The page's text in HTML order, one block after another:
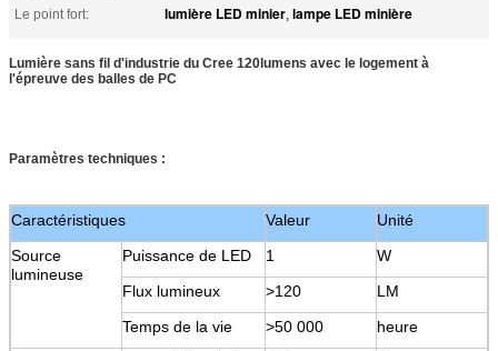
Le point fort:
lumière LED minier, lampe LED minière
Lumière sans fil d'industrie du Cree 120lumens avec le logement à
l'épreuve des balles de PC
Paramètres techniques :
Caractéristiques Valeur
Unité
Source
lumineuse
Puissance de LED 1
W
Flux lumineux
>120
LM
Temps de la vie
>50 000 heure